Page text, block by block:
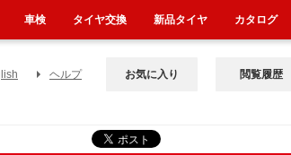
ヘルプ お気に入り 閲覧履歴
車検 タイヤ交換 新品タイヤ カタログ